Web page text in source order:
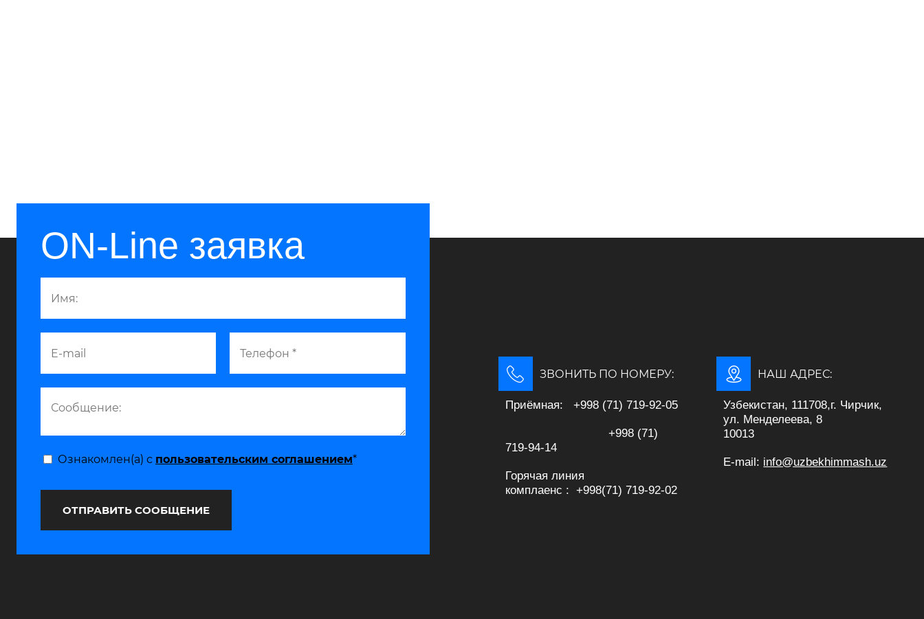
ЗВОНИТЬ ПО НОМЕРУ:
Приёмная: +998 (71) 719-92-05
+998 (71)
719-94-14
Горячая линия
комплаенс : +998(71) 719-92-02
НАШ АДРЕС:
Узбекистан, 111708,г. Чирчик,
ул. Менделеева, 8
10013
E-mail: info@uzbekhimmash.uz
ON-Line заявка
Ознакомлен(а) с пользовательским соглашением*
ОТПРАВИТЬ СООБЩЕНИЕ